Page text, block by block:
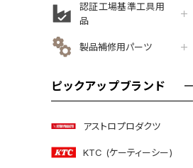
認証工場基準工具用
品
製品補修用パーツ
ピックアップブランド
アストロプロダクツ
KTC (ケーティーシー)